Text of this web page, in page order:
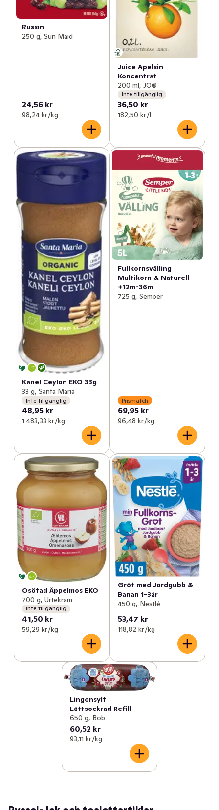
Russin
250 g, Sun Maid
24,56 kr
98,24 kr /kg
Juice Apelsin
Koncentrat
200 ml, JO®
Inte tillgänglig
36,50 kr
182,50 kr /l
Kanel Ceylon EKO 33g
33 g, Santa Maria
Inte tillgänglig
48,95 kr
1 483,33 kr /kg
Fullkornsvälling
Multikorn & Naturell
+12m-36m
725 g, Semper
Prismatch
69,95 kr
96,48 kr /kg
Osötad Äppelmos EKO
700 g, Urtekram
Inte tillgänglig
41,50 kr
59,29 kr /kg
Gröt med Jordgubb &
Banan 1-3år
450 g, Nestlé
53,47 kr
118,82 kr /kg
Lingonsylt
Lättsockrad Refill
650 g, Bob
60,52 kr
93,11 kr /kg